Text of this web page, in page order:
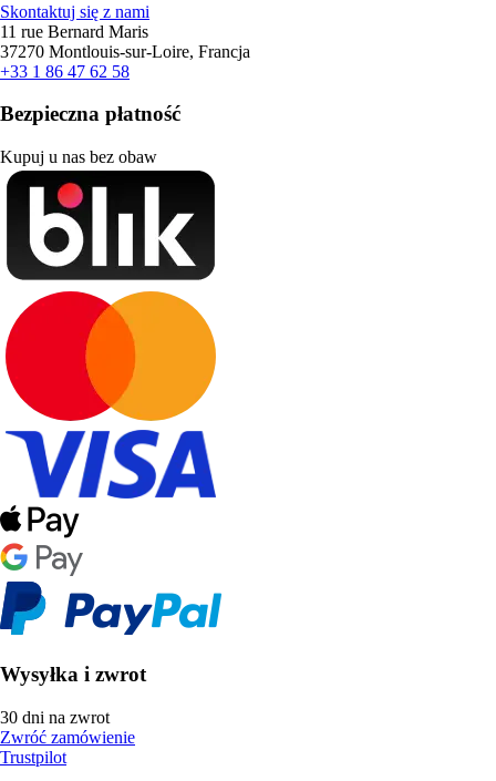
Skontaktuj się z nami
11 rue Bernard Maris
37270 Montlouis-sur-Loire, Francja
+33 1 86 47 62 58
Bezpieczna płatność
Kupuj u nas bez obaw
Wysyłka i zwrot
30 dni na zwrot
Zwróć zamówienie
Trustpilot